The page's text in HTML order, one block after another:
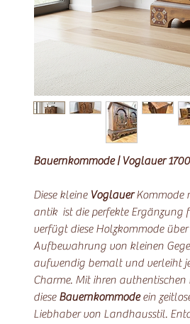
Bauernkommode | Voglauer
Diese kleine VoglauerKommode
antik ist die perfekte Ergänzung
verfügt diese Holzkommode
Aufbewahrung von kleinen
aufwendig bemalt und verleiht
Charme. Mit ihren
diese Bauernkommodeein
Liebhaber von Landhausstil.